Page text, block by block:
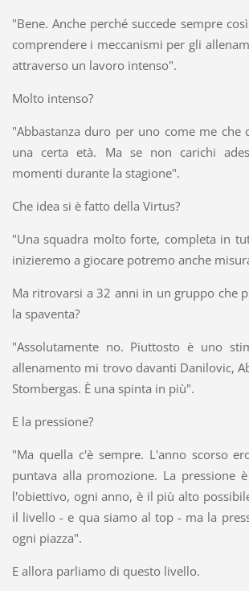
"Bene. Anche perché succede sempre
comprendere i meccanismi per gli
attraverso un lavoro intenso".
Molto intenso?
"Abbastanza duro per uno come me che
una certa età. Ma se non carichi
momenti durante la stagione".
Che idea si è fatto della Virtus?
"Una squadra molto forte, completa in
inizieremo a giocare potremo anche
Ma ritrovarsi a 32 anni in un gruppo che
la spaventa?
"Assolutamente no. Piuttosto è uno
allenamento mi trovo davanti Danilovic,
Stombergas. È una spinta in più".
E la pressione?
"Ma quella c'è sempre. L'anno scorso
puntava alla promozione. La pressione
l'obiettivo, ogni anno, è il più alto
il livello - e qua siamo al top - ma la
ogni piazza".
E allora parliamo di questo livello.